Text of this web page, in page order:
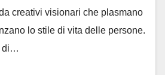
creativi visionari che plasmano
lo stile di vita delle persone.
di…